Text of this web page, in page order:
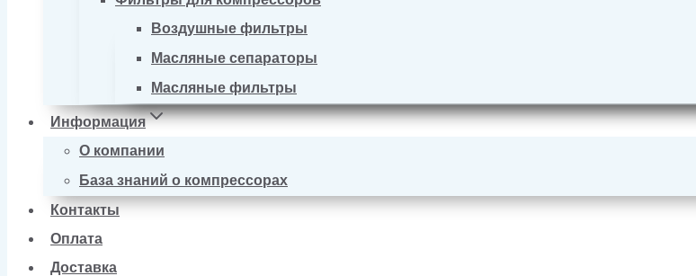
Воздушные фильтры
Масляные сепараторы
Масляные фильтры
Информация
О компании
База знаний о компрессорах
Контакты
Оплата
Доставка